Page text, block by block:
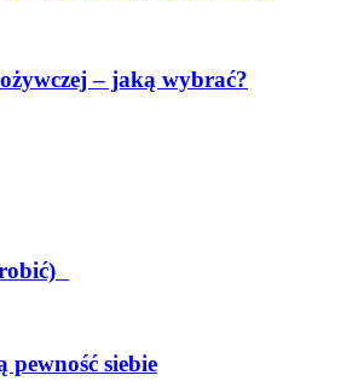
– jaką wybrać?
pewność siebie